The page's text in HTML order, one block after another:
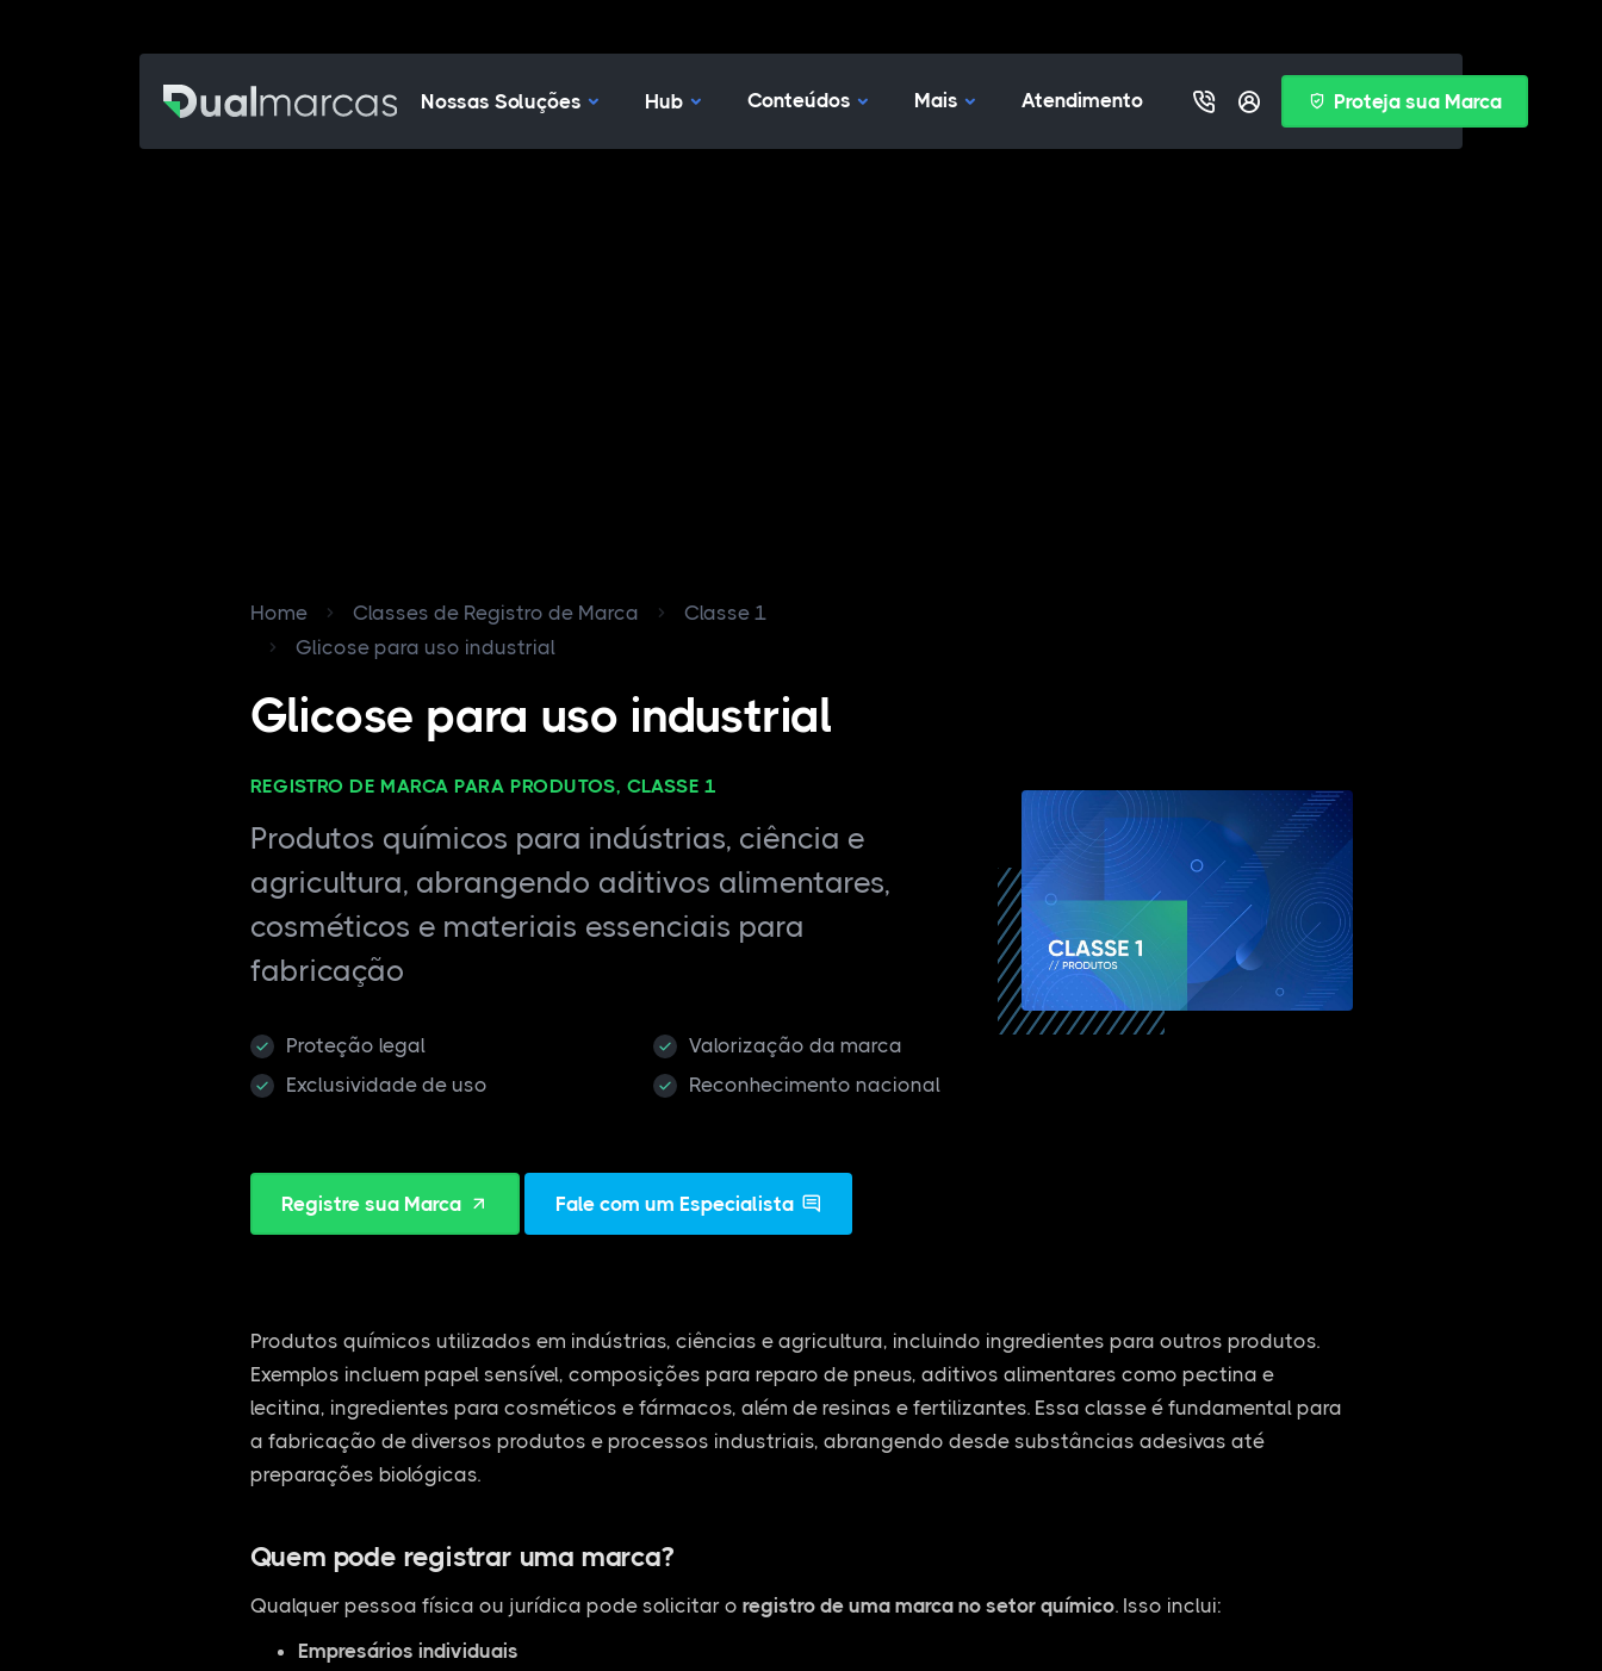
Nossas SoluçõesNossas Soluções
HubHub Conteúdos Mais Atendimento Proteja sua Marca
Home Classes de Registro de Marca
Classe 1
Glicose para uso industrial
Glicose para uso industrial
REGISTRO DE MARCA PARA PRODUTOS, CLASSE 1
Produtos químicos para indústrias, ciência e
agricultura, abrangendo aditivos alimentares,
cosméticos e materiais essenciais para
fabricação
Proteção legal
Exclusividade de uso
Valorização da marca
Reconhecimento nacional
Registre sua Marca Fale com um Especialista
Produtos químicos utilizados em indústrias, ciências e agricultura, incluindo ingredientes para outros produtos.
Exemplos incluem papel sensível, composições para reparo de pneus, aditivos alimentares como pectina e
lecitina, ingredientes para cosméticos e fármacos, além de resinas e fertilizantes. Essa classe é fundamental para
a fabricação de diversos produtos e processos industriais, abrangendo desde substâncias adesivas até
preparações biológicas.
Quem pode registrar uma marca?
Qualquer pessoa física ou jurídica pode solicitar o registro de uma marca no setor químico. Isso inclui:
Empresários individuais